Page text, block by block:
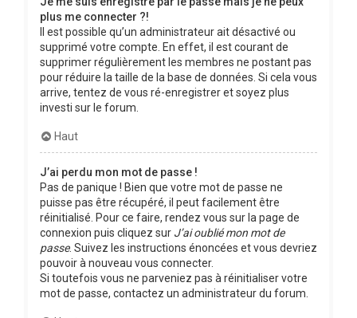
plus me connecter ?!
Il est possible qu’un administrateur ait désactivé ou
supprimé votre compte. En effet, il est courant de
supprimer régulièrement les membres ne postant pas
pour réduire la taille de la base de données. Si cela vous
arrive, tentez de vous ré-enregistrer et soyez plus
investi sur le forum.
Haut
J’ai perdu mon mot de passe !
Pas de panique ! Bien que votre mot de passe ne
puisse pas être récupéré, il peut facilement être
réinitialisé. Pour ce faire, rendez vous sur la page de
connexion puis cliquez sur J’ai oublié mon mot de
passe. Suivez les instructions énoncées et vous devriez
pouvoir à nouveau vous connecter.
Si toutefois vous ne parveniez pas à réinitialiser votre
mot de passe, contactez un administrateur du forum.